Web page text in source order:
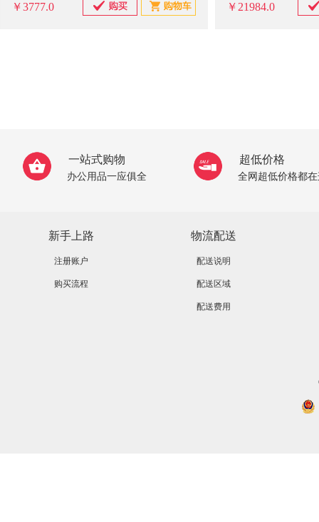
￥3777.0 ￥21984.0
一站式购物
办公用品一应俱全
超低价格
全网超低价格都
新手上路
注册账户
购买流程
物流配送
配送说明
配送区域
配送费用